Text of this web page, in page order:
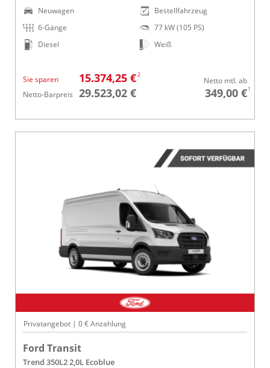
Neuwagen
6-Gänge
Diesel
Bestellfahrzeug
77 kW (105 PS)
Weiß
Sie sparen 15.374,25 €2
Netto-Barpreis 29.523,02 €
Netto mtl. ab
349,00 €1
Privatangebot | 0 € Anzahlung
Ford Transit
Trend 350L2 2,0L Ecoblue